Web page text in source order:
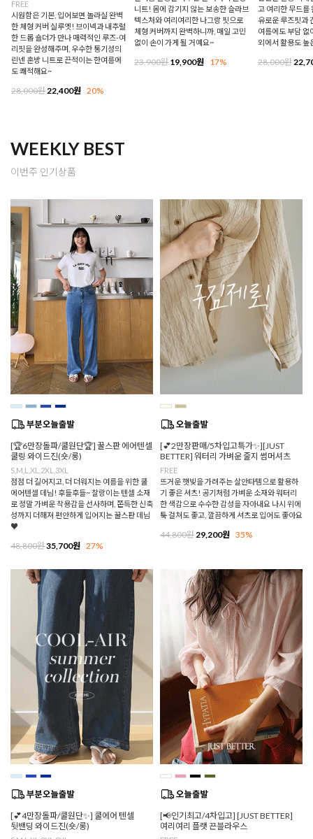
FREE
시원함은 기본, 입어보면 놀라실 완벽
한 체형 커버 실루엣! 브이넥과 내추럴
한 드롭 숄더가 만나 매력적인 루즈-여
리핏을 완성해주며, 우수한 통기성의
린넨 혼방 니트로 끈적이는 한여름에
도 쾌적해요~
28,000원22,400원 20%
니트! 몸에 감기지 않는 보송한 슬라브
텍스처와 여리여리한 나그랑 핏으로
체형 커버까지 완벽하니까, 매일 고민
없이 손이 가게 될 거예요~
23,900원19,900원 17%
고 여리한 무드를
유로운 루즈핏과
여름에도 부담 없
외에서 활용도 높
28,000원
WEEKLY BEST
이번주 인기상품
[🏆6만장돌파/쿨원단🏆] 꿀스판 에어텐셀
쿨링 와이드진(숏/롱)
S,M,L,XL,2XL,3XL
점점 더 길어지고, 더 더워지는 여름을 위한 쿨
에어텐셀 데님! 후들후들~ 찰랑이는 텐셀 소재
로 정말 가벼운 착용감을 선사하며, 쫀득한 신축
성까지 더해져 편안하게 입어지는 꿀스판 데님
♥
48,800원35,700원 27%
[💕2만장판매/5차입고특가✨][JUST
BETTER] 워터리 가벼운 줄지 썸머셔츠
FREE
뜨거운 햇빛을 가려주는 살안타템으로 활용하
기 좋은 셔츠! 공기처럼 가벼운 소재와 워터리
한 색감으로 수수한 감성을 자아내요 나시 위에
툭 걸쳐도 좋고, 깔끔하게 셔츠로 입어도 좋아요
44,800원29,200원 35%
[💕4만장돌파/쿨원단✨] 쿨에어 텐셀
뒷밴딩 와이드진(숏/롱)
[📢인기최고/4차입고] [JUST BETTER]
여리여리 플랫 끈블라우스